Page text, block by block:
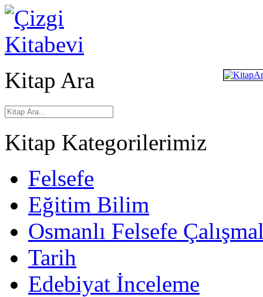
Kitap Ara
Kitap Kategorilerimiz
Felsefe
Eğitim Bilim
Osmanlı Felsefe
Tarih
Edebiyat İnceleme